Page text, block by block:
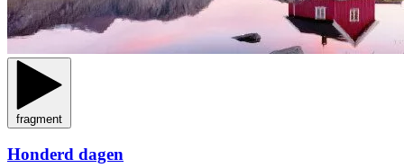
fragment
Honderd dagen